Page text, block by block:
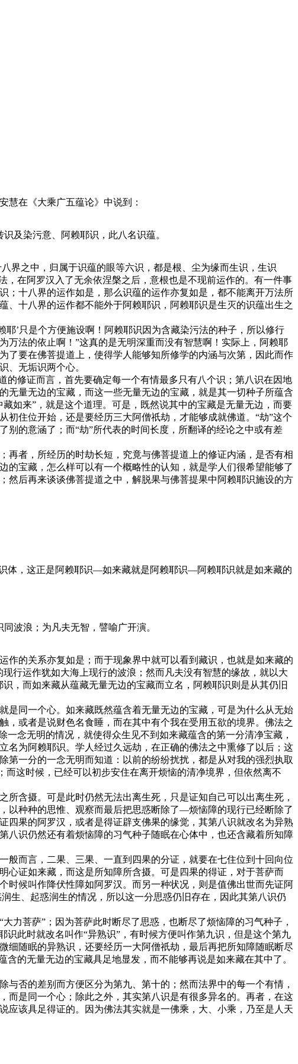
在《大乘广五蕴论》中说到：
及染污意、阿赖耶识，此八名识蕴。
之中，归属于识蕴的眼等六识，都是根、尘为缘而生识，生识
在阿罗汉入了无余依涅槃之后，意根也是不现前运作的。有一件事
；十八界的运作如是，那么识蕴的运作亦复如是，都不能离开万法所
十八界的运作都不能外于阿赖耶识，阿赖耶识是生灭的识蕴出生之
’只是个方便施设啊！阿赖耶识因为含藏染污法的种子，所以修行
万法的依止啊！”这真的是无明深重而没有智慧啊！实际上，阿赖耶
要在佛菩提道上，使得学人能够知所修学的内涵与次第，因此而作
、无垢识两个心。
修证而言，首先要确定每一个有情最多只有八个识；第八识在因地
无量无边的宝藏，而这一些无量无边的宝藏，就是其一切种子所蕴含
如来”，就是这个道理。可是，既然说其中的宝藏是无量无边，而要
住位开始，还是要经历三大阿僧祇劫，才能够成就佛道。“劫”这个
的意涵了；而“劫”所代表的时间长度，所翻译的经论之中或有差
者，所经历的时劫长短，究竟与佛菩提道上的修证内涵，是否有相
宝藏，怎么样可以有一个概略性的认知，就是学人们很希望能够了
然后再来谈谈佛菩提道之中，解脱果与佛菩提果中阿赖耶识施设的方
，这正是阿赖耶识—如来藏就是阿赖耶识—阿赖耶识就是如来藏的
波浪；为凡夫无智，譬喻广开演。
的关系亦复如是；而于现象界中就可以看到藏识，也就是如来藏的
行运作犹如大海上现行的波浪；然而凡夫没有智慧的缘故，就以大
，而如来藏从蕴藏无量无边的宝藏而立名，阿赖耶识则是从其仍旧
同一个心。如来藏既然蕴含着无量无边的宝藏，可是为什么从无始
，或者是说财色名食睡，而在其中有个我在受用五欲的境界。佛法之
念无明的情况，就使得众生见不到如来藏蕴含的第一分清净宝藏，
名为阿赖耶识。学人经过久远劫，在正确的佛法之中熏修了以后；这
一分的一念无明而知道：以前的纷纷扰扰，都是从对我的强烈执取
这时候，已经可以初步安住在离开烦恼的清净境界，但依然离不
含摄。可是此时仍然无法出离生死，只是证知自己可以出离生死，
以种种的思惟、观察而最后把思惑断除了—烦恼障的现行已经断除了
果的阿罗汉，或者是得证辟支佛果的缘觉，其第八识就改名为异熟
八识仍然还有着烦恼障的习气种子随眠在心体中，也还含藏着所知障
而言，二果、三果、一直到四果的分证，就要在七住位到十回向位
证如来藏，而这是所知障所含摄。可是四果的得证，对于菩萨而
时候叫作降伏性障如阿罗汉。而另一种状况，则是值佛出世而先证阿
生、起惑润生的情况，所以这一分思惑仍旧存在，因此其第八识仍
菩萨”；因为菩萨此时断尽了思惑，也断尽了烦恼障的习气种子，
此时就改名叫作“异熟识”，有时候方便叫作第九识，但是这个第九
随眠的异熟识，还要经历一大阿僧祇劫，最后再把所知障随眠断尽
的无量无边的宝藏具足地显发，而不能够再说是如来藏在其中了。
否的差别而方便区分为第九、第十的；然而法界中的每一个有情，
而是同一个心；除此之外，其实第八识是有很多异名的。再者，在这
该具足得证的。因为佛法其实就是一佛乘，大、小乘，乃至是人天